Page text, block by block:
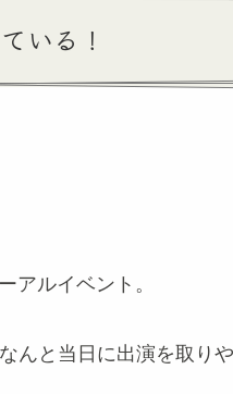
いる！
アルイベント。
んと当日に出演を取り